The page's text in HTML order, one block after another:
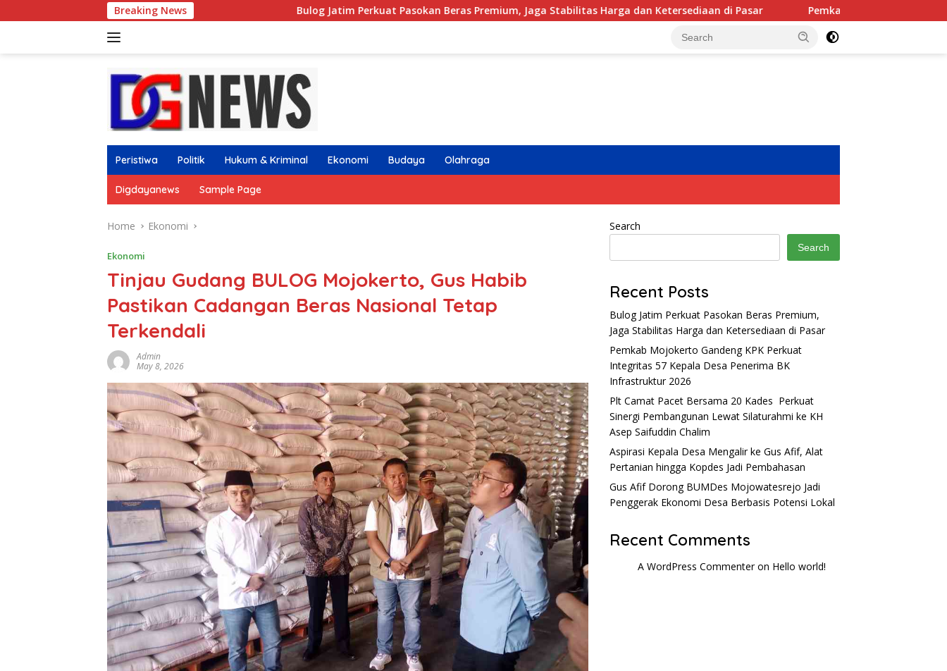
to
Breaking NewsBulog Jatim Perkuat Pasokan Beras Premium, Jaga Stabilitas Harga dan Ketersediaan di Pasar Pemkab Mojokerto Gandeng KPK Perkuat
Peristiwa Politik Hukum & Kriminal Ekonomi Budaya Olahraga
Digdayanews Sample Page
Home Ekonomi
Ekonomi
Tinjau Gudang BULOG Mojokerto, Gus Habib
Pastikan Cadangan Beras Nasional Tetap
Terkendali
Admin
May 8, 2026
Search
Search
Recent Posts
Bulog Jatim Perkuat Pasokan Beras Premium,
Jaga Stabilitas Harga dan Ketersediaan di Pasar
Pemkab Mojokerto Gandeng KPK Perkuat
Integritas 57 Kepala Desa Penerima BK
Infrastruktur 2026
Plt Camat Pacet Bersama 20 Kades Perkuat
Sinergi Pembangunan Lewat Silaturahmi ke KH
Asep Saifuddin Chalim
Aspirasi Kepala Desa Mengalir ke Gus Afif, Alat
Pertanian hingga Kopdes Jadi Pembahasan
Gus Afif Dorong BUMDes Mojowatesrejo Jadi
Penggerak Ekonomi Desa Berbasis Potensi Lokal
Recent Comments
A WordPress Commenteron Hello world!